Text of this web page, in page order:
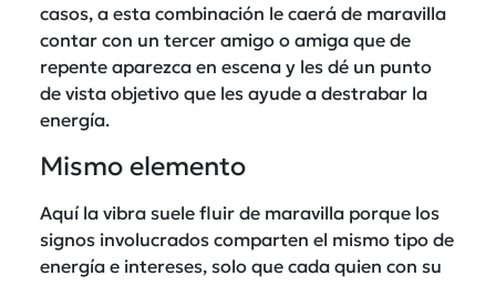
casos, a esta combinación le caerá de maravilla
contar con un tercer amigo o amiga que de
repente aparezca en escena y les dé un punto
de vista objetivo que les ayude a destrabar la
energía.
Mismo elemento
Aquí la vibra suele fluir de maravilla porque los
signos involucrados comparten el mismo tipo de
energía e intereses, solo que cada quien con su